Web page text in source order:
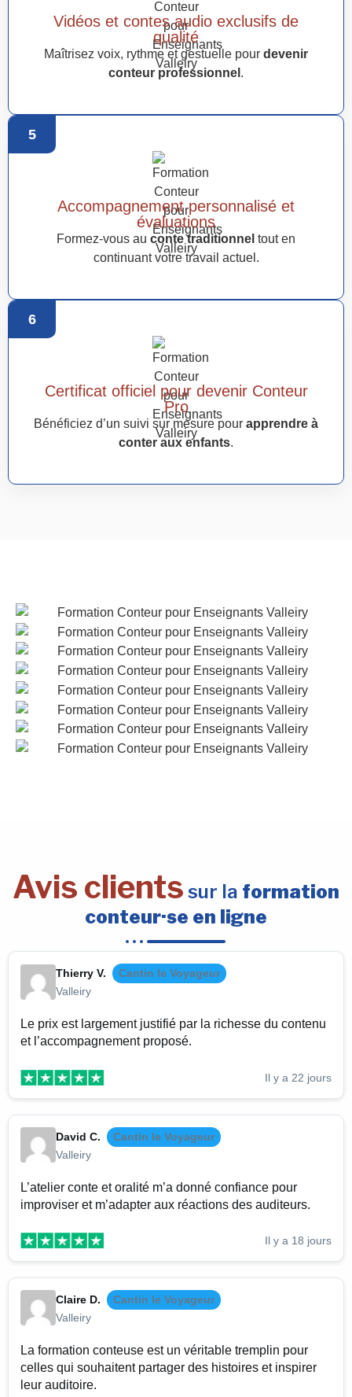
Vidéos et contes audio exclusifs de
qualité
Maîtrisez voix, rythme et gestuelle pour devenir
conteur professionnel .
5
Accompagnement personnalisé et
évaluations
Formez-vous au conte traditionnel tout en
continuant votre travail actuel.
6
Certificat officiel pour devenir Conteur
Pro
Bénéficiez d’un suivi sur mesure pour apprendre à
conter aux enfants.
Avis clients sur la formation
conteur·se en ligne
Thierry V.
Cantin le Voyageur
Valleiry
Le prix est largement justifié par la richesse du contenu
et l’accompagnement proposé.
Il y a 22 jours
David C.
Cantin le Voyageur
Valleiry
L’atelier conte et oralité m’a donné confiance pour
improviser et m’adapter aux réactions des auditeurs.
Il y a 18 jours
Claire D.
Cantin le Voyageur
Valleiry
La formation conteuse est un véritable tremplin pour
celles qui souhaitent partager des histoires et inspirer
leur auditoire.